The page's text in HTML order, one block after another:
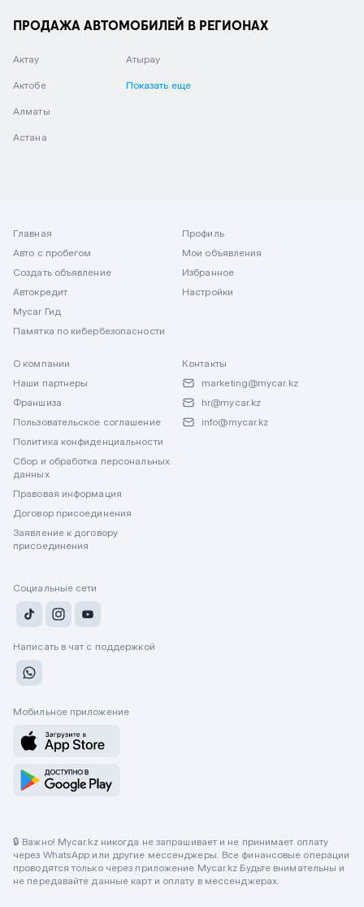
ПРОДАЖА АВТОМОБИЛЕЙ В РЕГИОНАХ
Актау
Актобе
Алматы
Астана
Атырау
Показать еще
Главная
Авто с пробегом
Создать объявление
Автокредит
Mycar Гид
Памятка по кибербезопасности
Профиль
Мои объявления
Избранное
Настройки
О компании
Наши партнеры
Франшиза
Пользовательское соглашение
Политика конфиденциальности
Сбор и обработка персональных
данных
Правовая информация
Договор присоединения
Заявление к договору
присоединения
Контакты
marketing@mycar.kz
hr@mycar.kz
info@mycar.kz
Социальные сети
Написать в чат с поддержкой
Мобильное приложение
🔒 Важно! Mycar.kz никогда не запрашивает и не принимает оплату
через WhatsApp или другие мессенджеры. Все финансовые операции
проводятся только через приложение Mycar.kz Будьте внимательны и
не передавайте данные карт и оплату в мессенджерах.